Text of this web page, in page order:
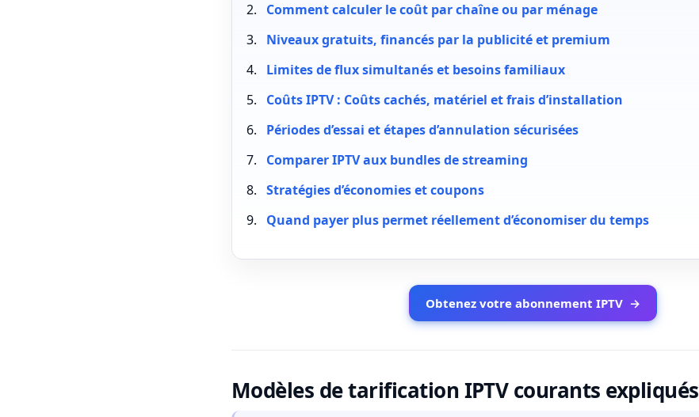
Comment calculer le coût par chaîne ou par ménage
Niveaux gratuits, financés par la publicité et premium
Limites de flux simultanés et besoins familiaux
Coûts IPTV : Coûts cachés, matériel et frais d’installation
Périodes d’essai et étapes d’annulation sécurisées
Comparer IPTV aux bundles de streaming
Stratégies d’économies et coupons
Quand payer plus permet réellement d’économiser du temps
Obtenez votre abonnement IPTV →
Modèles de tarification IPTV courants expliqués